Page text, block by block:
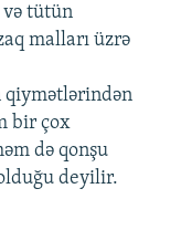
və tütün
malları üzrə
qiymətlərindən
bir çox
də qonşu
deyilir.